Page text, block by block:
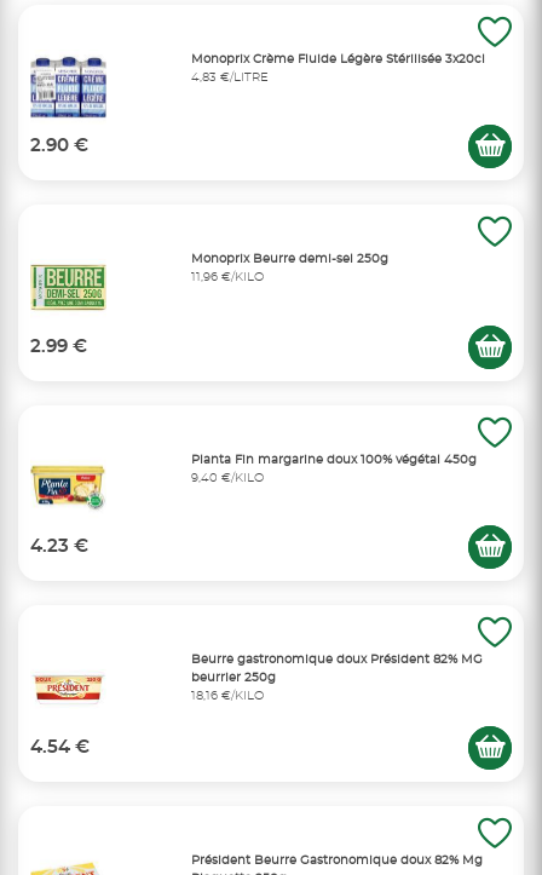
Monoprix Crème Fluide Légère Stérilisée 3x20cl
4,83 €/LITRE
2.90 €
Monoprix Beurre demi-sel 250g
11,96 €/KILO
2.99 €
Planta Fin margarine doux 100% végétal 450g
9,40 €/KILO
4.23 €
Beurre gastronomique doux Président 82% MG
beurrier 250g
18,16 €/KILO
4.54 €
Président Beurre Gastronomique doux 82% Mg